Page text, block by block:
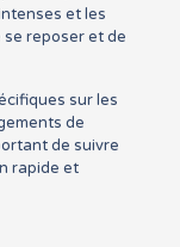
et les
reposer et de
sur les
de
de suivre
rapide et